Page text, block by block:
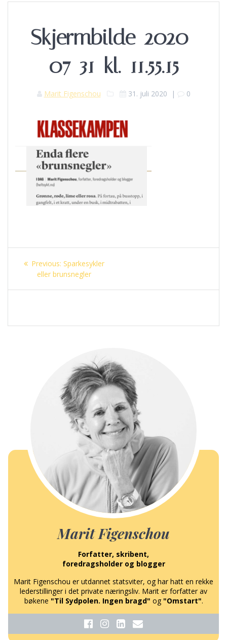
Skjermbilde-2020-
07-31-kl.-11.55.15
Marit Figenschou 31. juli 2020 | 0
Innleggsnavigasjon
Previous: Previous
post:
Sparkesykler
eller brunsnegler
Marit Figenschou
Forfatter, skribent,
foredragsholder og blogger
Marit Figenschou er utdannet statsviter, og har hatt en rekke
lederstillinger i det private næringsliv. Marit er forfatter av
bøkene "Til Sydpolen. Ingen bragd" og "Omstart".